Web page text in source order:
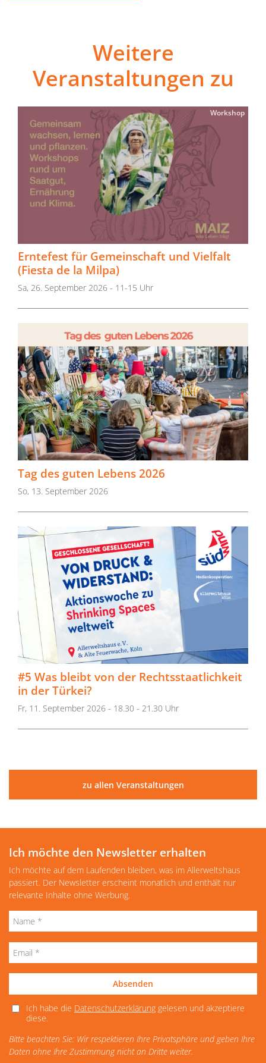
Weitere
Veranstaltungen zu
Workshop
Erntefest für Gemeinschaft und Vielfalt
(Fiesta de la Milpa)
Sa, 26. September 2026 - 11-15 Uhr
Tag des guten Lebens 2026
So, 13. September 2026
#5 Was bleibt von der Rechtsstaatlichkeit
in der Türkei?
Fr, 11. September 2026 - 18.30 - 21.30 Uhr
zu allen Veranstaltungen
Ich möchte den Newsletter erhalten
Ich möchte auf dem Laufenden bleiben, was im Allerweltshaus
passiert. Der Newsletter erscheint monatlich und enthält nur
relevante Inhalte ohne Werbung.
Absenden
Ich habe die Datenschutzerklärunggelesen und akzeptiere
diese.
Bitte beachten Sie: Wir respektieren Ihre Privatsphäre und geben Ihre
Daten ohne Ihre Zustimmung nicht an Dritte weiter.